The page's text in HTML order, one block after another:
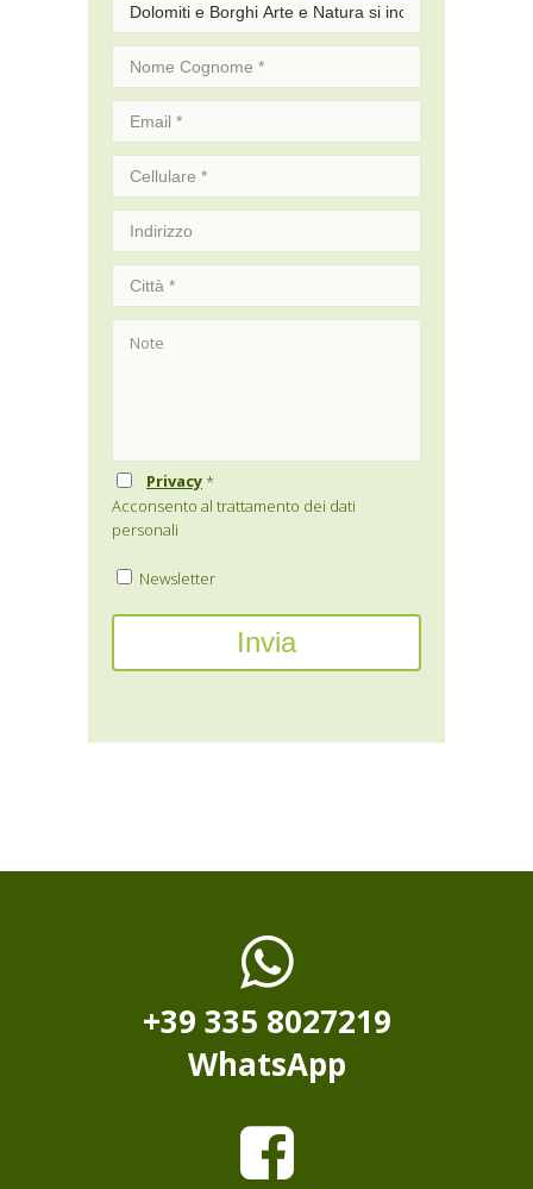
Privacy*
Acconsento al trattamento dei dati
personali
Newsletter
+39 335 8027219
WhatsApp